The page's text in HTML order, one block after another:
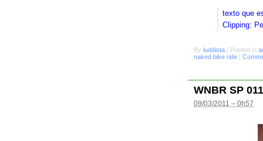
texto que
Clipping:
By luddista | Posted in
naked bike ride |
WNBR SP 011
09/03/2011 – 0h57